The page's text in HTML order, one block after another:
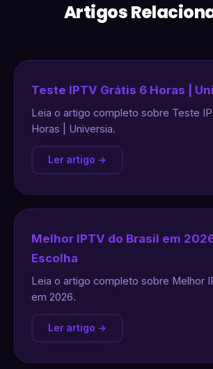
Artigos
Teste IPTV Grátis 6 Horas |
Leia o artigo completo sobre Teste
Horas | Universia.
Ler artigo →
Melhor IPTV do Brasil em
Escolha
Leia o artigo completo sobre Melhor
em 2026.
Ler artigo →